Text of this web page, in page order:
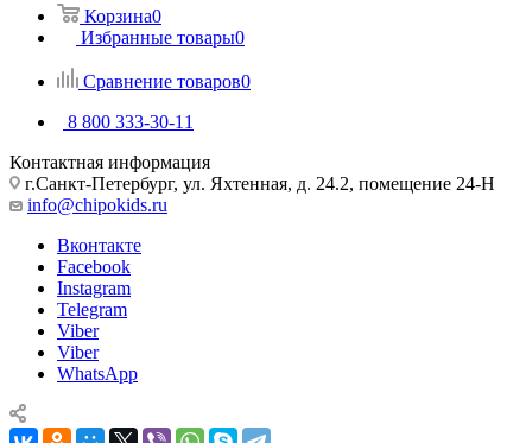
Корзина0
Избранные товары0
Сравнение товаров0
8 800 333-30-11
Контактная информация
г.Санкт-Петербург, ул. Яхтенная, д. 24.2, помещение 24-Н
info@chipokids.ru
Вконтакте
Facebook
Instagram
Telegram
Viber
Viber
WhatsApp